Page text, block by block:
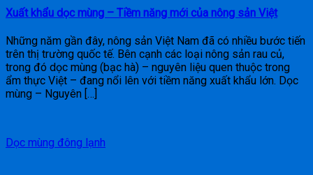
Xuất khẩu dọc mùng – Tiềm năng mới của nông sản Việt
Những năm gần đây, nông sản Việt Nam đã có nhiều bước tiến
trên thị trường quốc tế. Bên cạnh các loại nông sản rau củ,
trong đó dọc mùng (bạc hà) – nguyên liệu quen thuộc trong
ẩm thực Việt – đang nổi lên với tiềm năng xuất khẩu lớn. Dọc
mùng – Nguyên […]
Dọc mùng đông lạnh